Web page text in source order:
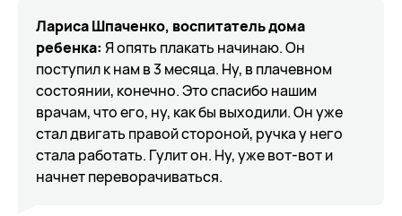
Лариса Шпаченко, воспитатель дома
ребенка: Я опять плакать начинаю. Он
поступил к нам в 3 месяца. Ну, в плачевном
состоянии, конечно. Это спасибо нашим
врачам, что его, ну, как бы выходили. Он уже
стал двигать правой стороной, ручка у него
стала работать. Гулит он. Ну, уже вот-вот и
начнет переворачиваться.